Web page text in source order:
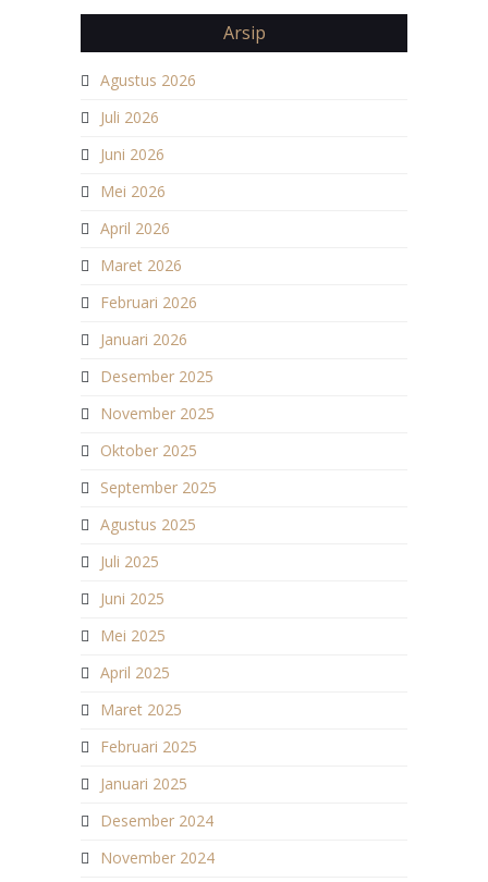
Arsip
Agustus 2026
Juli 2026
Juni 2026
Mei 2026
April 2026
Maret 2026
Februari 2026
Januari 2026
Desember 2025
November 2025
Oktober 2025
September 2025
Agustus 2025
Juli 2025
Juni 2025
Mei 2025
April 2025
Maret 2025
Februari 2025
Januari 2025
Desember 2024
November 2024